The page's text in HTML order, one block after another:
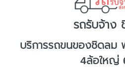
รถรับจ้าง
บริการรถขนของชิดลม
4ล้อใหญ่